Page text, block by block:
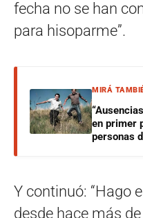
fecha no se han
para hisoparme”.
MIRÁ
en primer
personas
Y continuó: “Hago
desde hace más